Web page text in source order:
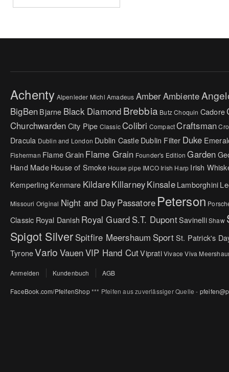
Achenty Alpenleder Michl Amadeus AmberAmbiente
BigBenBjarne Black Diamond Brebbia Butz Choquin Cadore
ChurchwardenCity Pipe ClassicColibri Compact Craftsman
Dracula Dublin and London Dublin CastleDublin Filter Duke
Fisherman Flame Grain Flame Grain Founder's Edition Garden
Hand MadeHouse of Smoke House pipe IMCO Irish Harp Irish
Kemperling Kenmare KildareKillarneyKinsaleLamborghini
Missouri Original Night and DayPassatore Peterson
Classic Royal Danish Royal Guard S.T. DupontSavinelliShaw
Spigot Silver Spitfire Meershaum SportSt. Patrick's
TyroneVario VauenVIP Hand CutVipratiVivace Viva
Anmelden Kundenbuch AGB
FaceBook.com/PfeifenShop*** Pfeifen aus zuverlässiger Quelle -